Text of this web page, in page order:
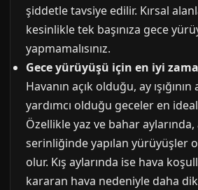
şiddetle tavsiye edilir. Kırsal
kesinlikle tek başınıza gece
yapmamalısınız.
Gece yürüyüşü için en iyi
Havanın açık olduğu, ay
yardımcı olduğu geceler en
Özellikle yaz ve bahar
serinliğinde yapılan yürüyüşler
olur. Kış aylarında ise hava
kararan hava nedeniyle daha